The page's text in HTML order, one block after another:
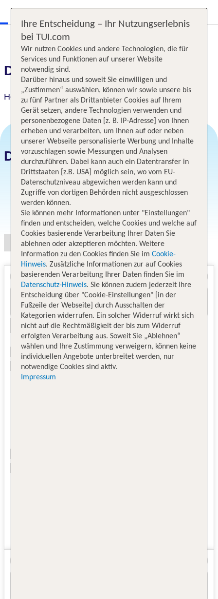
Das erwartet Sie
Hotel Resol Trinity Hakata
Datum und Preise
Angebotsauswahl
Ihre Entscheidung – Ihr Nutzungserlebnis
bei TUI.com
Wir nutzen Cookies und andere Technologien, die für
Services und Funktionen auf unserer Website
notwendig sind.
Darüber hinaus und soweit Sie einwilligen und
„Zustimmen“ auswählen, können wir sowie unsere bis
zu fünf Partner als Drittanbieter Cookies auf Ihrem
Gerät setzen, andere Technologien verwenden und
personenbezogene Daten [z. B. IP-Adresse] von Ihnen
erheben und verarbeiten, um Ihnen auf oder neben
unserer Webseite personalisierte Werbung und Inhalte
vorzuschlagen sowie Messungen und Analysen
durchzuführen. Dabei kann auch ein Datentransfer in
Drittstaaten [z.B. USA] möglich sein, wo vom EU-
Datenschutzniveau abgewichen werden kann und
Zugriffe von dortigen Behörden nicht ausgeschlossen
werden können.
Sie können mehr Informationen unter "Einstellungen"
finden und entscheiden, welche Cookies und welche auf
Cookies basierende Verarbeitung Ihrer Daten Sie
ablehnen oder akzeptieren möchten. Weitere
Information zu den Cookies finden Sie im Cookie-
Hinweis. Zusätzliche Informationen zur auf Cookies
basierenden Verarbeitung Ihrer Daten finden Sie im
Datenschutz-Hinweis. Sie können zudem jederzeit Ihre
Entscheidung über "Cookie-Einstellungen" [in der
Fußzeile der Webseite] durch Ausschalten der
Kategorien widerrufen. Ein solcher Widerruf wirkt sich
nicht auf die Rechtmäßigkeit der bis zum Widerruf
erfolgten Verarbeitung aus. Soweit Sie „Ablehnen“
wählen und Ihre Zustimmung verweigern, können keine
individuellen Angebote unterbreitet werden, nur
notwendige Cookies sind aktiv.
Impressum